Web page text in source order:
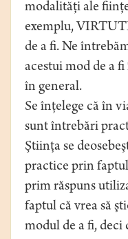
modalităţi ale
exemplu,
de a fi. Ne
acestui mod de a
în general.
Se înţelege că în
sunt întrebări
Ştiinţa se
practice prin
prim răspuns
faptul că vrea să
modul de a fi, deci